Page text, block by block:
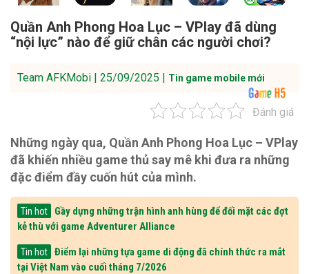
Quần Anh Phong Hoa Lục – VPlay đã dùng
“nội lực” nào để giữ chân các người chơi?
Team AFKMobi | 25/09/2025 | Tin game mobile mới
Đánh giá
Những ngày qua, Quần Anh Phong Hoa Lục – VPlay
đã khiến nhiều game thủ say mê khi đưa ra những
đặc điểm đầy cuốn hút của mình.
Tin hot
Gầy dựng những trận hình anh hùng để đối mặt các đợt
kẻ thù với game Adventurer Alliance
Tin hot
Điểm lại những tựa game di động đã chính thức ra mắt
tại Việt Nam vào cuối tháng 7/2026